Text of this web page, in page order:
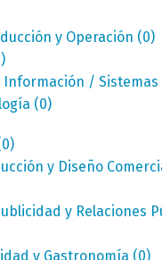
y Operación (0)
Información / Sistemas
(0)
y Diseño
y Relaciones
y Gastronomía (0)